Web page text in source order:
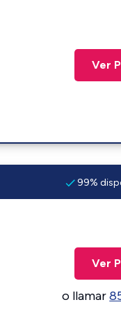
Ver
99%
Ver
o llamar